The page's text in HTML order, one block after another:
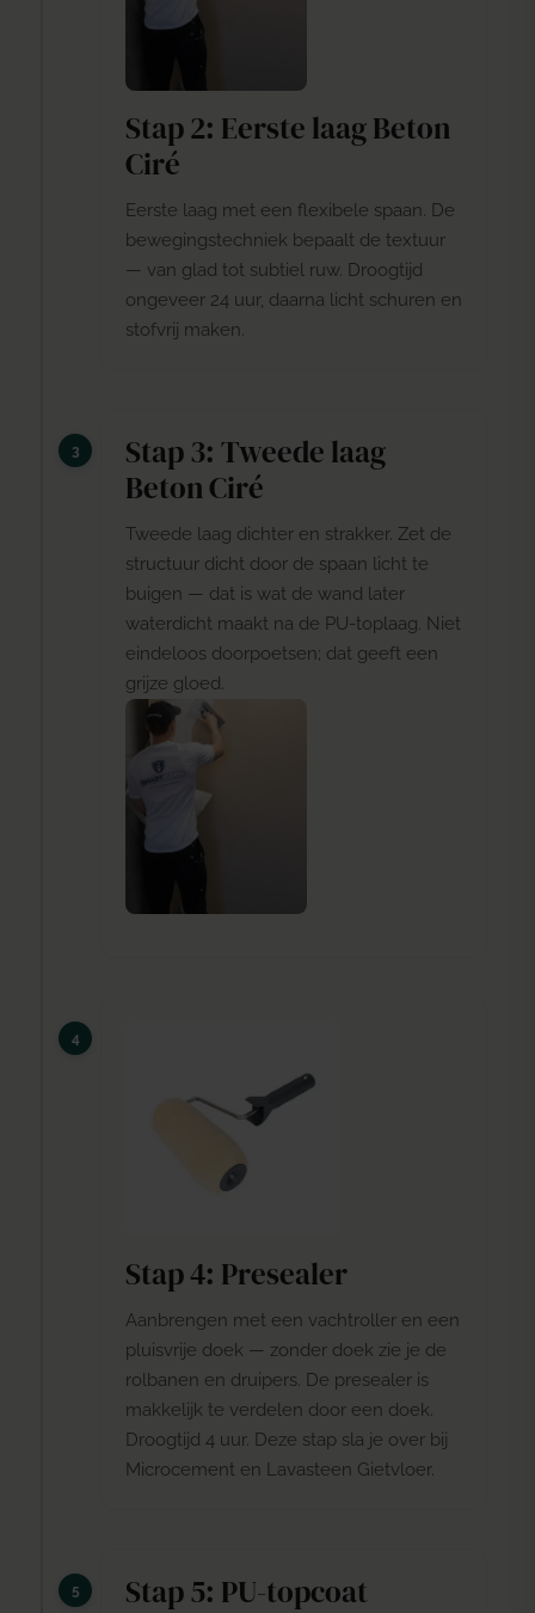
Stap 2: Eerste laag Beton
Ciré
Eerste laag met een flexibele spaan. De
bewegingstechniek bepaalt de textuur
— van glad tot subtiel ruw. Droogtijd
ongeveer 24 uur, daarna licht schuren en
stofvrij maken.
Stap 3: Tweede laag
Beton Ciré
Tweede laag dichter en strakker. Zet de
structuur dicht door de spaan licht te
buigen — dat is wat de wand later
waterdicht maakt na de PU-toplaag. Niet
eindeloos doorpoetsen; dat geeft een
grijze gloed.
Stap 4: Presealer
Aanbrengen met een vachtroller en een
pluisvrije doek — zonder doek zie je de
rolbanen en druipers. De presealer is
makkelijk te verdelen door een doek.
Droogtijd 4 uur. Deze stap sla je over bij
Microcement en Lavasteen Gietvloer.
Stap 5: PU-topcoat